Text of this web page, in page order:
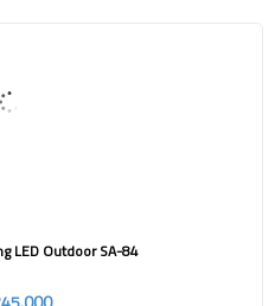
LED Outdoor SA-84